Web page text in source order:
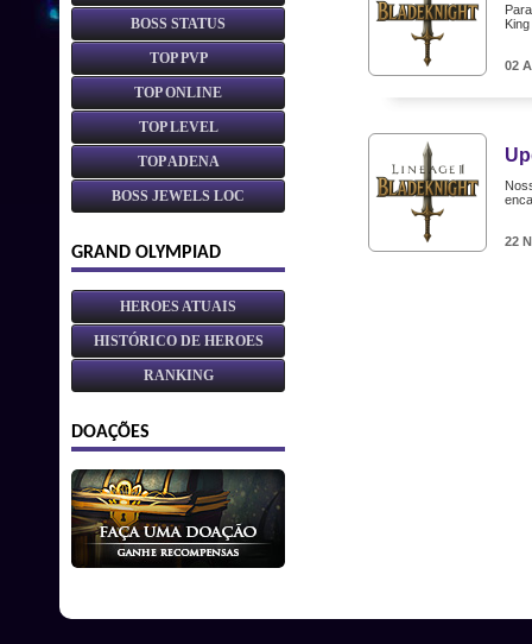
BOSS STATUS
TOP PVP
TOP ONLINE
TOP LEVEL
TOP ADENA
BOSS JEWELS LOC
GRAND OLYMPIAD
HEROES ATUAIS
HISTÓRICO DE HEROES
RANKING
DOAÇÕES
02
22